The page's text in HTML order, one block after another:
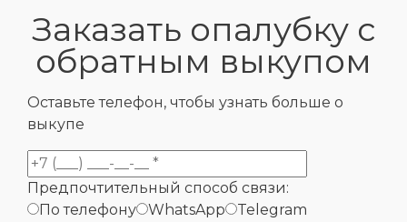
Заказать опалубку с
обратным выкупом
Оставьте телефон, чтобы узнать больше о
выкупе
Предпочтительный способ связи:
По телефону
WhatsApp
Telegram